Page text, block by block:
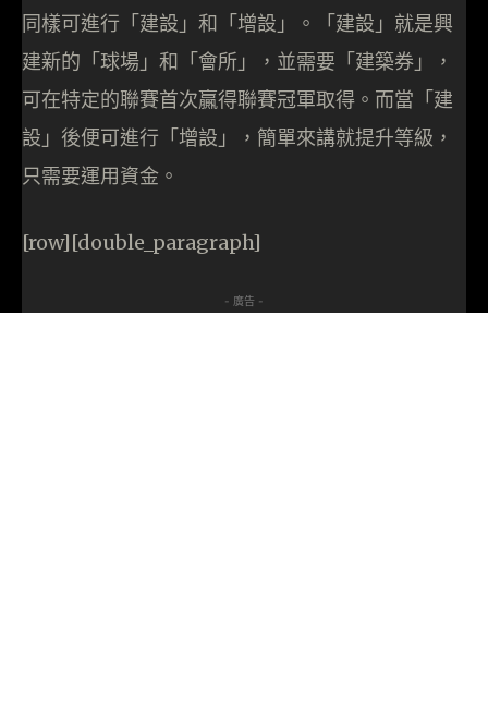
同樣可進行「建設」和「增設」。「建設」就是興
建新的「球場」和「會所」，並需要「建築券」，
可在特定的聯賽首次贏得聯賽冠軍取得。而當「建
設」後便可進行「增設」，簡單來講就提升等級，
只需要運用資金。
[row][double_paragraph]
- 廣告 -